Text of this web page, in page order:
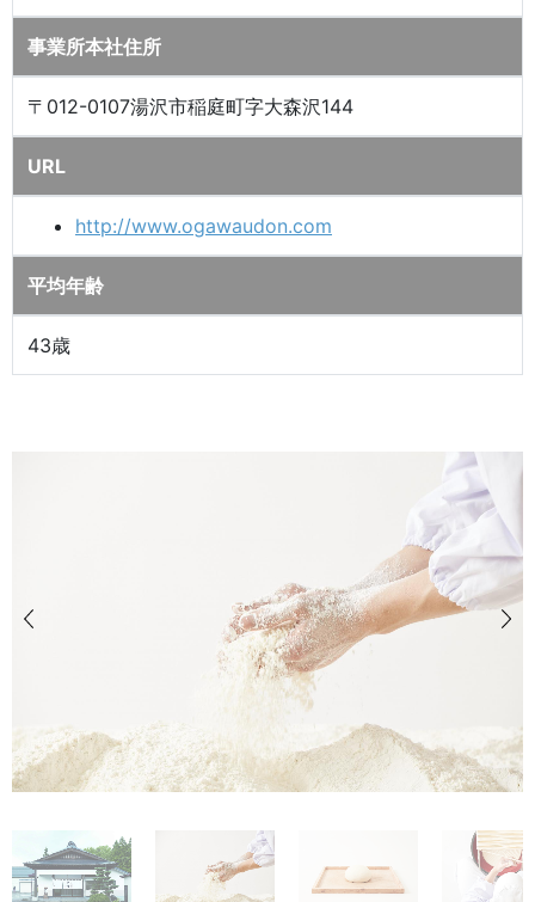
事業所本社住所
〒012-0107湯沢市稲庭町字大森沢144
URL
http://www.ogawaudon.com
平均年齢
43歳